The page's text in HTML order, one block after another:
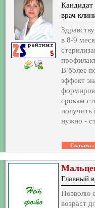
Кандидат
врач
в 8-9
В более
эффект
срокам
получить
нужно -
Главный
Позволю
возраст